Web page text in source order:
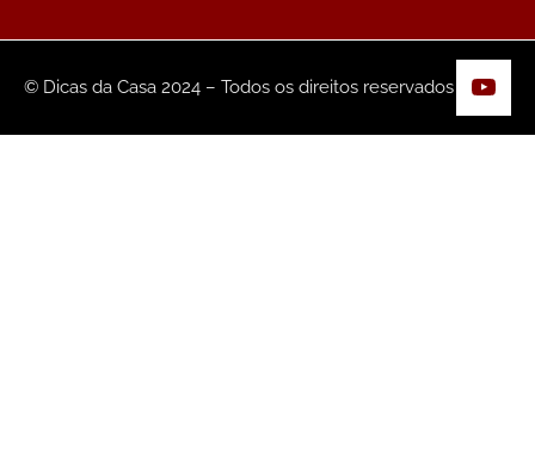
© Dicas da Casa 2024 – Todos os direitos reservados